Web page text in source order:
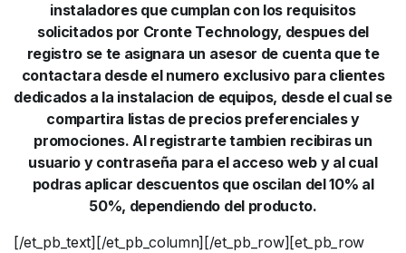
instaladores que cumplan con los requisitos
solicitados por Cronte Technology, despues del
registro se te asignara un asesor de cuenta que te
contactara desde el numero exclusivo para clientes
dedicados a la instalacion de equipos, desde el cual se
compartira listas de precios preferenciales y
promociones. Al registrarte tambien recibiras un
usuario y contraseña para el acceso web y al cual
podras aplicar descuentos que oscilan del 10% al
50%, dependiendo del producto.
[/et_pb_text][/et_pb_column][/et_pb_row][et_pb_row